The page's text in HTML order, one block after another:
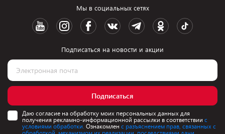
Мы в социальных сетях
Подписаться на новости и акции
Подписаться
Даю согласие на обработку моих персональных данных для
получения рекламно-информационной рассылки в соответствии с
условиями обработки. Ознакомлен с разъяснением прав, связанных с